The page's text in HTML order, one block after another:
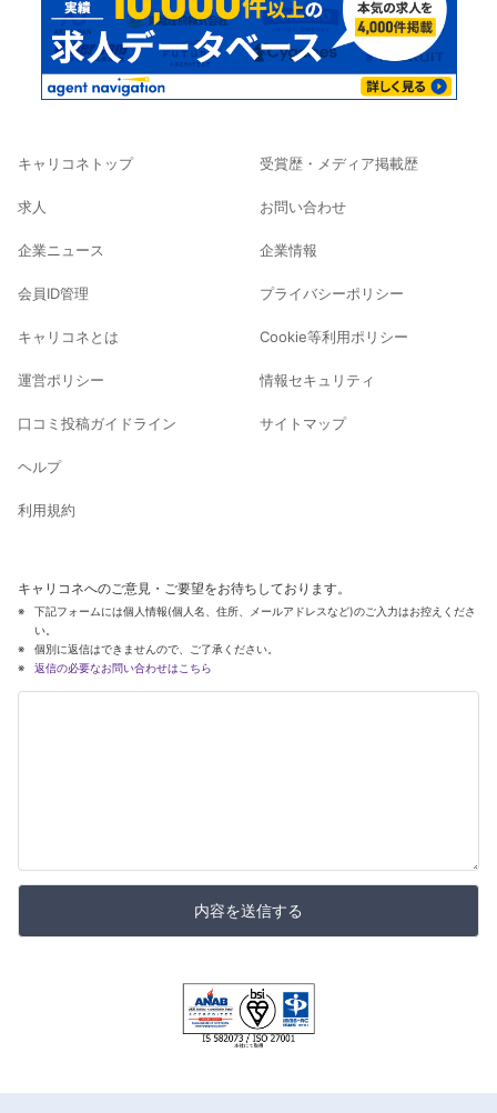
キャリコネトップ
求人
企業ニュース
会員ID管理
キャリコネとは
運営ポリシー
口コミ投稿ガイドライン
ヘルプ
利用規約
受賞歴・メディア掲載歴
お問い合わせ
企業情報
プライバシーポリシー
Cookie等利用ポリシー
情報セキュリティ
サイトマップ
キャリコネへのご意見・ご要望をお待ちしております。
下記フォームには個人情報(個人名、住所、メールアドレスなど)のご入力はお控えくださ
い。
個別に返信はできませんので、ご了承ください。
返信の必要なお問い合わせはこちら
内容を送信する